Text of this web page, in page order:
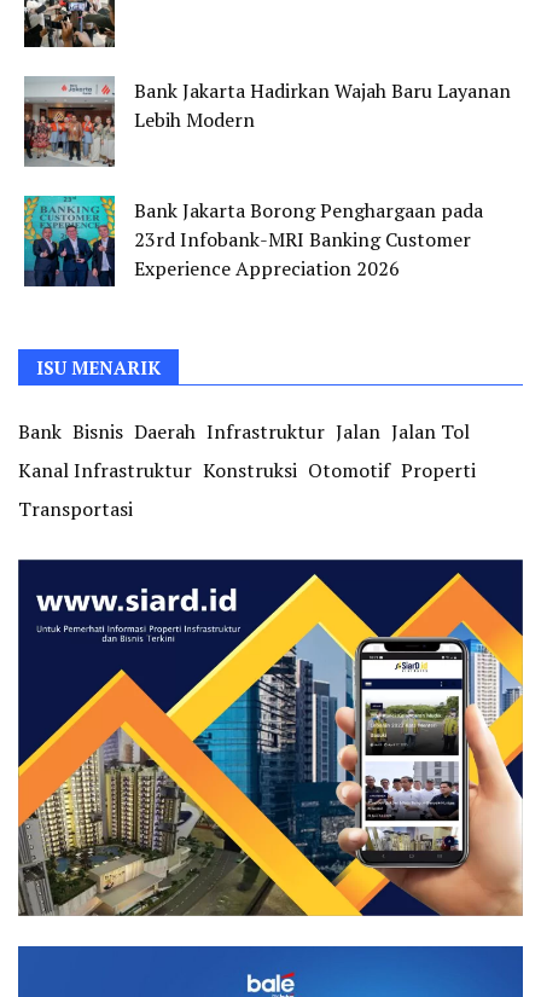
Bank Jakarta Hadirkan Wajah Baru Layanan
Lebih Modern
Bank Jakarta Borong Penghargaan pada
23rd Infobank-MRI Banking Customer
Experience Appreciation 2026
ISU MENARIK
Bank Bisnis Daerah Infrastruktur Jalan Jalan Tol
Kanal Infrastruktur Konstruksi Otomotif Properti
Transportasi